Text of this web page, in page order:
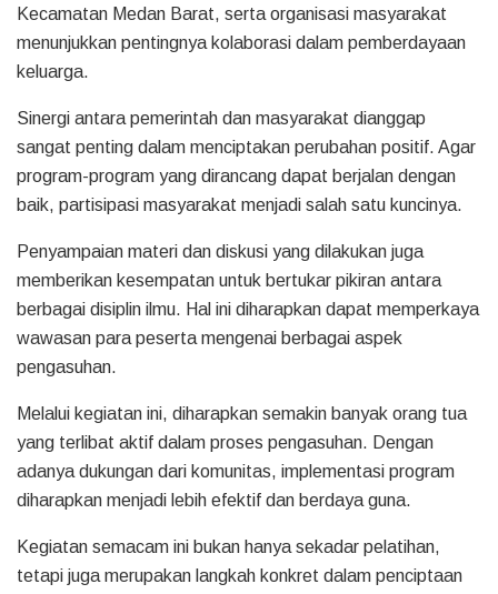
Kecamatan Medan Barat, serta organisasi masyarakat
menunjukkan pentingnya kolaborasi dalam pemberdayaan
keluarga.
Sinergi antara pemerintah dan masyarakat dianggap
sangat penting dalam menciptakan perubahan positif. Agar
program-program yang dirancang dapat berjalan dengan
baik, partisipasi masyarakat menjadi salah satu kuncinya.
Penyampaian materi dan diskusi yang dilakukan juga
memberikan kesempatan untuk bertukar pikiran antara
berbagai disiplin ilmu. Hal ini diharapkan dapat memperkaya
wawasan para peserta mengenai berbagai aspek
pengasuhan.
Melalui kegiatan ini, diharapkan semakin banyak orang tua
yang terlibat aktif dalam proses pengasuhan. Dengan
adanya dukungan dari komunitas, implementasi program
diharapkan menjadi lebih efektif dan berdaya guna.
Kegiatan semacam ini bukan hanya sekadar pelatihan,
tetapi juga merupakan langkah konkret dalam penciptaan